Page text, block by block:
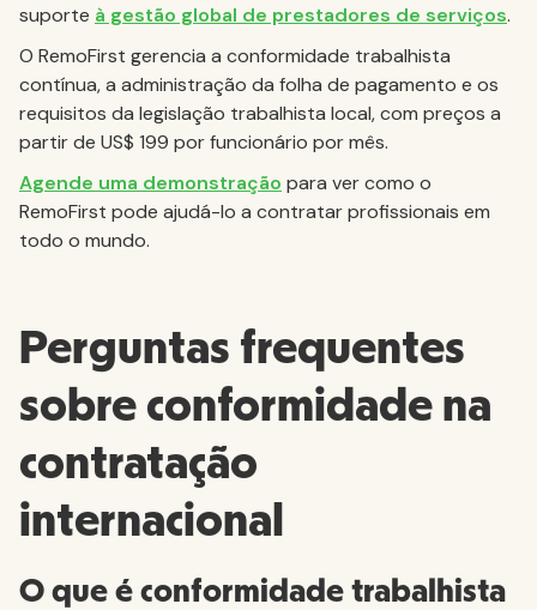
suporte à gestão global de prestadores de serviços.
O RemoFirst gerencia a conformidade trabalhista
contínua, a administração da folha de pagamento e os
requisitos da legislação trabalhista local, com preços a
partir de US$ 199 por funcionário por mês.
Agende uma demonstração para ver como o
RemoFirst pode ajudá-lo a contratar profissionais em
todo o mundo.
Perguntas frequentes
sobre conformidade na
contratação
internacional
O que é conformidade trabalhista